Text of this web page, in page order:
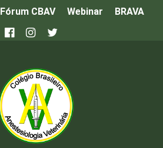
Fórum CBAV Webinar BRAVA